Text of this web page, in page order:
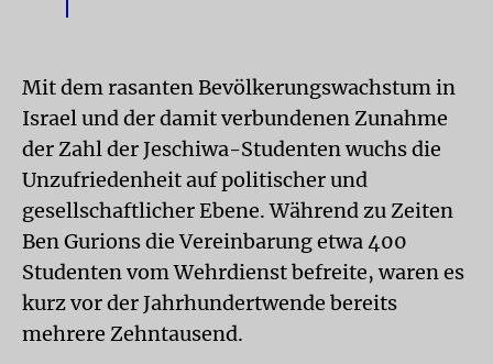
Mit dem rasanten Bevölkerungswachstum in
Israel und der damit verbundenen Zunahme
der Zahl der Jeschiwa-Studenten wuchs die
Unzufriedenheit auf politischer und
gesellschaftlicher Ebene. Während zu Zeiten
Ben Gurions die Vereinbarung etwa 400
Studenten vom Wehrdienst befreite, waren es
kurz vor der Jahrhundertwende bereits
mehrere Zehntausend.